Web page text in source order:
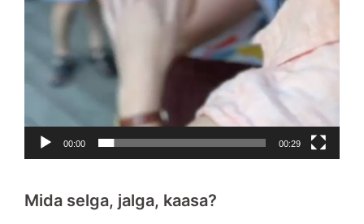
00:00 00:29
Mida selga, jalga, kaasa?